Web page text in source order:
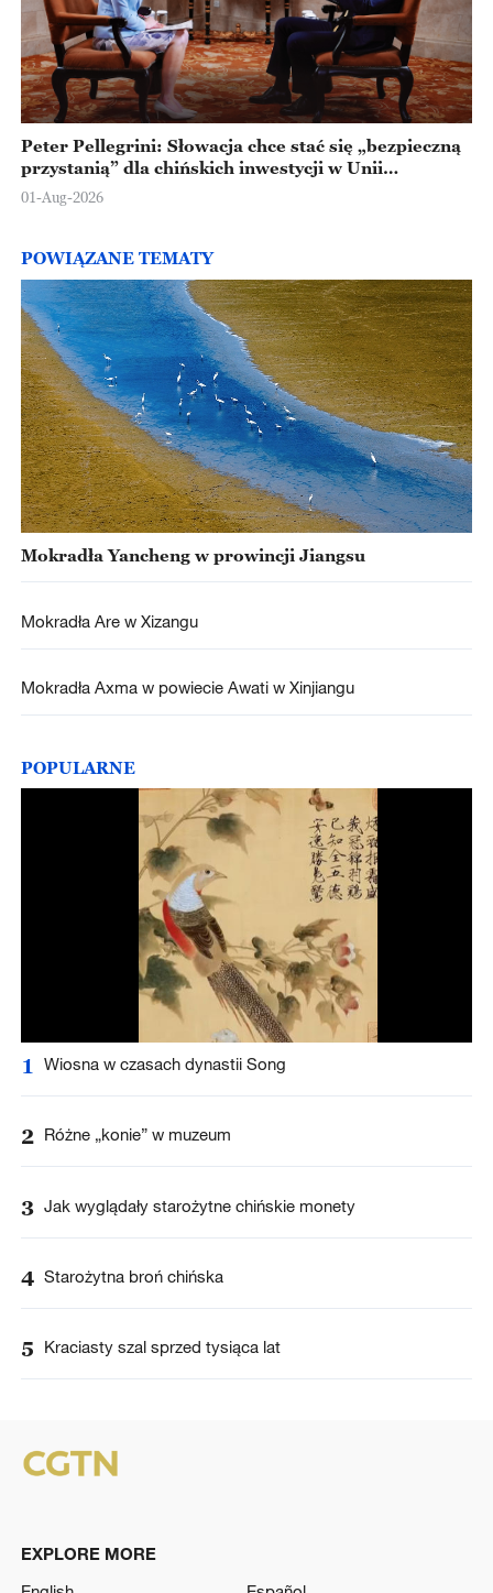
Peter Pellegrini: Słowacja chce stać się „bezpieczną
przystanią” dla chińskich inwestycji w Unii
Europejskiej
01-Aug-2026
POWIĄZANE TEMATY
Mokradła Yancheng w prowincji Jiangsu
Mokradła Are w Xizangu
Mokradła Axma w powiecie Awati w Xinjiangu
POPULARNE
1 Wiosna w czasach dynastii Song
2 Różne „konie” w muzeum
3 Jak wyglądały starożytne chińskie monety
4 Starożytna broń chińska
5 Kraciasty szal sprzed tysiąca lat
EXPLORE MORE